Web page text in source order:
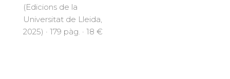
(Edicions de la
Universitat de Lleida,
2025) · 179 pàg. · 18 €